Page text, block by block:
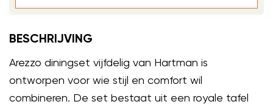
BESCHRIJVING
Arezzo diningset vijfdelig van Hartman is
ontworpen voor wie stijl en comfort wil
combineren. De set bestaat uit een royale tafel